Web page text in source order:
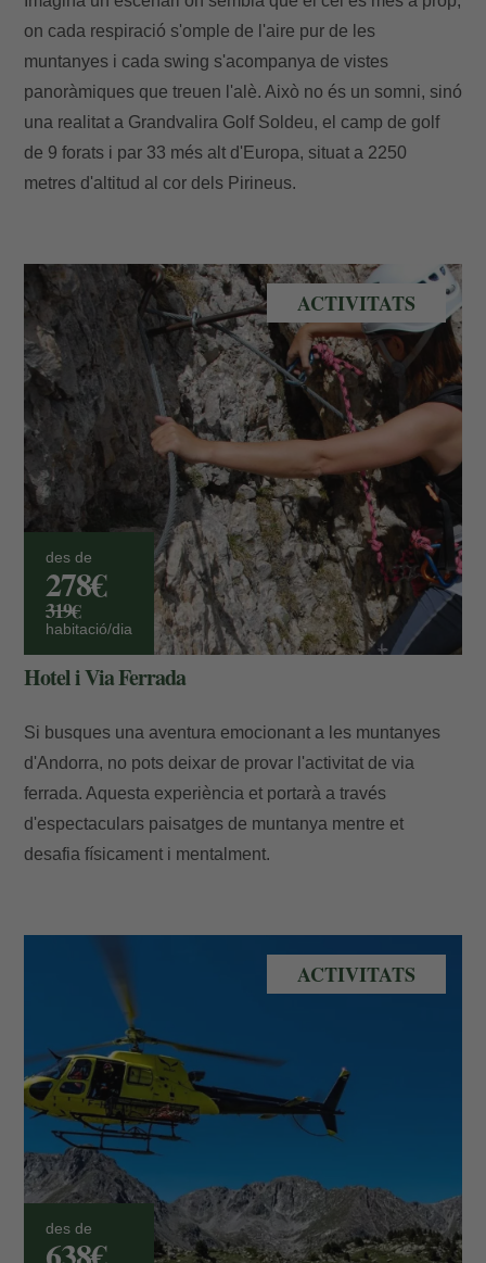
on cada respiració s'omple de l'aire pur de les
muntanyes i cada swing s'acompanya de vistes
panoràmiques que treuen l'alè. Això no és un somni, sinó
una realitat a Grandvalira Golf Soldeu, el camp de golf
de 9 forats i par 33 més alt d'Europa, situat a 2250
metres d'altitud al cor dels Pirineus.
ACTIVITATS
des de
278€
319€
habitació/dia
Hotel i Via Ferrada
Si busques una aventura emocionant a les muntanyes
d'Andorra, no pots deixar de provar l'activitat de via
ferrada. Aquesta experiència et portarà a través
d'espectaculars paisatges de muntanya mentre et
desafia físicament i mentalment.
ACTIVITATS
des de